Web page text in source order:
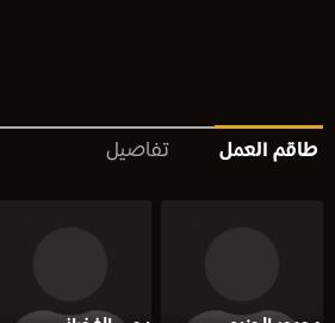
طاقم العمل تفاصيل